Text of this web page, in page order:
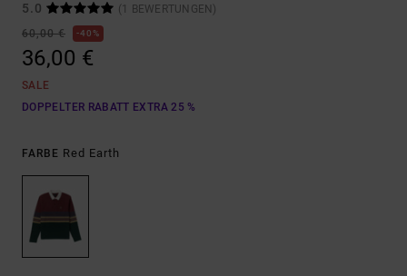
5.0
(1 BEWERTUNGEN)
60,00 €
40%
36,00 €
SALE
DOPPELTER RABATT EXTRA 25 %
FARBE Red Earth